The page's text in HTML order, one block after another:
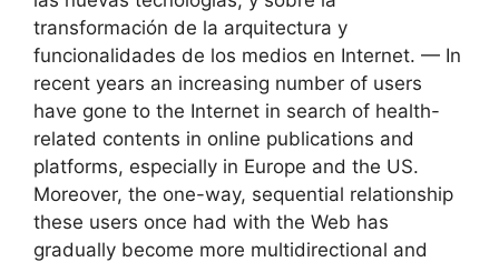
transformación de la arquitectura y
funcionalidades de los medios en Internet. — In
recent years an increasing number of users
have gone to the Internet in search of health-
related contents in online publications and
platforms, especially in Europe and the US.
Moreover, the one-way, sequential relationship
these users once had with the Web has
gradually become more multidirectional and